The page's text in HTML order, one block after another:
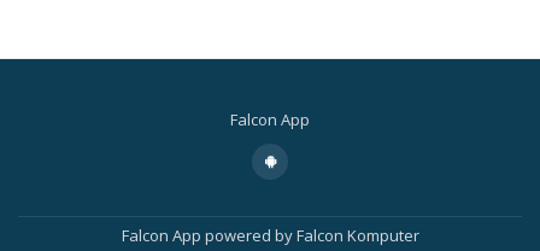
Falcon App
Kedua
fa-
android
Falcon App powered byFalcon Komputer